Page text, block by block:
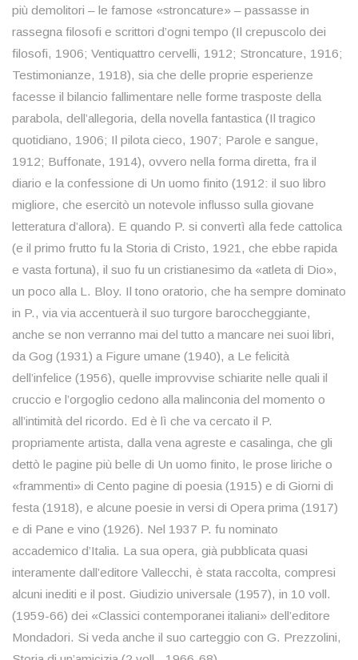
più demolitori – le famose «stroncature» – passasse in
rassegna filosofi e scrittori d’ogni tempo (Il crepuscolo dei
filosofi, 1906; Ventiquattro cervelli, 1912; Stroncature, 1916;
Testimonianze, 1918), sia che delle proprie esperienze
facesse il bilancio fallimentare nelle forme trasposte della
parabola, dell’allegoria, della novella fantastica (Il tragico
quotidiano, 1906; Il pilota cieco, 1907; Parole e sangue,
1912; Buffonate, 1914), ovvero nella forma diretta, fra il
diario e la confessione di Un uomo finito (1912: il suo libro
migliore, che esercitò un notevole influsso sulla giovane
letteratura d’allora). E quando P. si convertì alla fede cattolica
(e il primo frutto fu la Storia di Cristo, 1921, che ebbe rapida
e vasta fortuna), il suo fu un cristianesimo da «atleta di Dio»,
un poco alla L. Bloy. Il tono oratorio, che ha sempre dominato
in P., via via accentuerà il suo turgore baroccheggiante,
anche se non verranno mai del tutto a mancare nei suoi libri,
da Gog (1931) a Figure umane (1940), a Le felicità
dell’infelice (1956), quelle improvvise schiarite nelle quali il
cruccio e l’orgoglio cedono alla malinconia del momento o
all’intimità del ricordo. Ed è lì che va cercato il P.
propriamente artista, dalla vena agreste e casalinga, che gli
dettò le pagine più belle di Un uomo finito, le prose liriche o
«frammenti» di Cento pagine di poesia (1915) e di Giorni di
festa (1918), e alcune poesie in versi di Opera prima (1917)
e di Pane e vino (1926). Nel 1937 P. fu nominato
accademico d’Italia. La sua opera, già pubblicata quasi
interamente dall’editore Vallecchi, è stata raccolta, compresi
alcuni inediti e il post. Giudizio universale (1957), in 10 voll.
(1959-66) dei «Classici contemporanei italiani» dell’editore
Mondadori. Si veda anche il suo carteggio con G. Prezzolini,